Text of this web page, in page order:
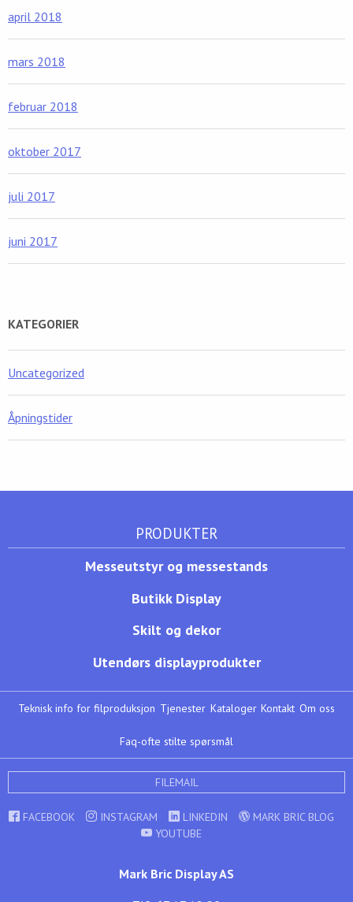
april 2018
mars 2018
februar 2018
oktober 2017
juli 2017
juni 2017
KATEGORIER
Uncategorized
Åpningstider
PRODUKTER
Messeutstyr og messestands
Butikk Display
Skilt og dekor
Utendørs displayprodukter
Teknisk info for filproduksjon Tjenester Kataloger Kontakt Om oss
Faq-ofte stilte spørsmål
FILEMAIL
FACEBOOK INSTAGRAM LINKEDIN
MARK BRIC BLOG
YOUTUBE
Mark Bric Display AS